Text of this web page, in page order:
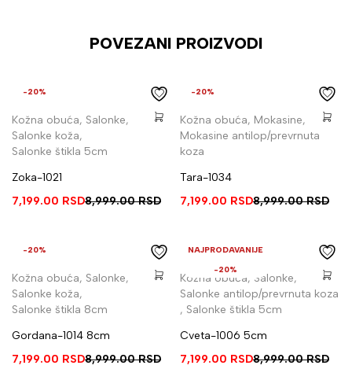
POVEZANI PROIZVODI
-20%
Kožna obuća, Salonke,
Salonke koža,
Salonke štikla 5cm
Zoka-1021
8,999.00RSD
7,199.00 RSD
-20%
Kožna obuća, Mokasine,
Mokasine antilop/prevrnuta
koza
Tara-1034
8,999.00RSD
7,199.00 RSD
-20%
Kožna obuća, Salonke,
Salonke koža,
Salonke štikla 8cm
Gordana-1014 8cm
8,999.00RSD
7,199.00 RSD
NAJPRODAVANIJE
-20%
Kožna obuća, Salonke,
Salonke antilop/prevrnuta koza
, Salonke štikla 5cm
Cveta-1006 5cm
8,999.00RSD
7,199.00 RSD